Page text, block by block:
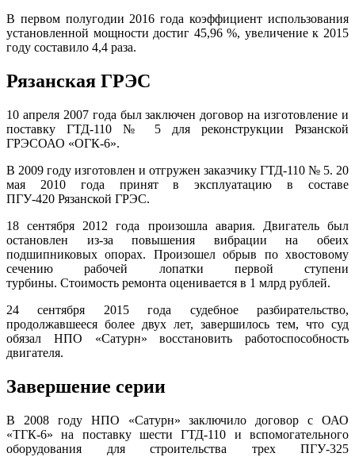
В первом полугодии 2016 года коэффициент использования
установленной мощности достиг 45,96 %, увеличение к 2015
году составило 4,4 раза.
Рязанская ГРЭС
10 апреля 2007 года был заключен договор на изготовление и
поставку ГТД-110 № 5 для реконструкции Рязанской
ГРЭСОАО «ОГК-6».
В 2009 году изготовлен и отгружен заказчику ГТД-110 № 5. 20
мая 2010 года принят в эксплуатацию в составе
ПГУ-420 Рязанской ГРЭС.
18 сентября 2012 года произошла авария. Двигатель был
остановлен из-за повышения вибрации на обеих
подшипниковых опорах. Произошел обрыв по хвостовому
сечению рабочей лопатки первой ступени
турбины. Стоимость ремонта оценивается в 1 млрд рублей.
24 сентября 2015 года судебное разбирательство,
продолжавшееся более двух лет, завершилось тем, что суд
обязал НПО «Сатурн» восстановить работоспособность
двигателя.
Завершение серии
В 2008 году НПО «Сатурн» заключило договор с ОАО
«ТГК-6» на поставку шести ГТД-110 и вспомогательного
оборудования для строительства трех ПГУ-325